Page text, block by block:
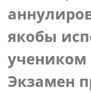
якобы
Экзамен